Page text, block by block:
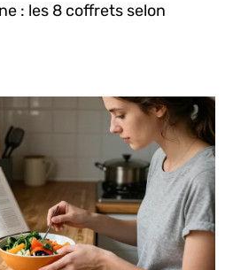
: les 8 coffrets selon